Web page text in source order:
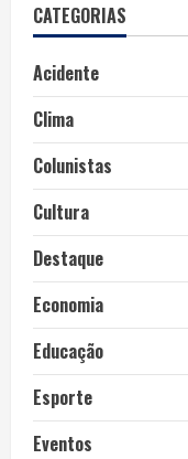
CATEGORIAS
Acidente
Clima
Colunistas
Cultura
Destaque
Economia
Educação
Esporte
Eventos